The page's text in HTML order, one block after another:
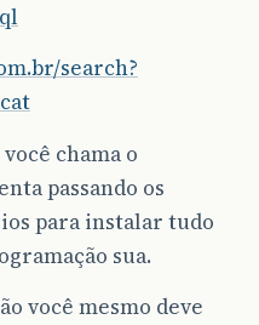
search?
chama o
passando os
para instalar tudo
sua.
você mesmo deve